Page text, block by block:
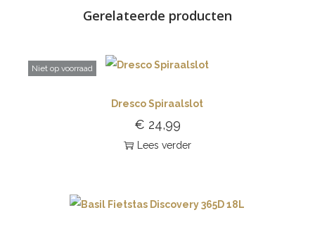
Gerelateerde producten
Niet op voorraad
Dresco Spiraalslot
€ 24,99
Lees verder